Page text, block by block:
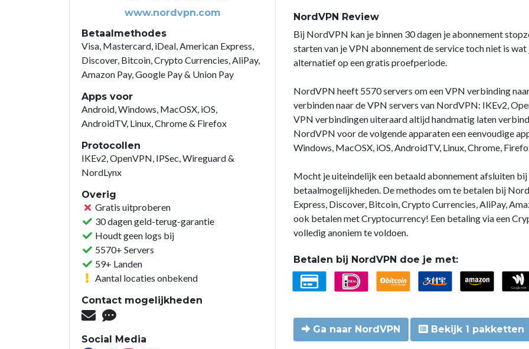
www.nordvpn.com
Betaalmethodes
Visa, Mastercard, iDeal, American Express,
Discover, Bitcoin, Crypto Currencies, AliPay,
Amazon Pay, Google Pay & Union Pay
Apps voor
Android, Windows, MacOSX, iOS,
AndroidTV, Linux, Chrome & Firefox
Protocollen
IKEv2, OpenVPN, IPSec, Wireguard &
NordLynx
Overig
Gratis uitproberen
30 dagen geld-terug-garantie
Houdt geen logs bij
5570+ Servers
59+ Landen
Aantal locaties onbekend
Contact mogelijkheden
Social Media
NordVPN Review
Bij NordVPN kan je binnen 30 dagen je abonnement
starten van je VPN abonnement de service toch niet is
alternatief op een gratis proefperiode.
NordVPN heeft 5570 servers om een VPN verbinding
verbinden naar de VPN servers van NordVPN: IKEv2,
VPN verbindingen uiteraard altijd handmatig laten
NordVPN voor de volgende apparaten een eenvoudige
Windows, MacOSX, iOS, AndroidTV, Linux, Chrome,
Mocht je uiteindelijk een betaald abonnement afsluiten
betaalmogelijkheden. De methodes om te betalen bij
Express, Discover, Bitcoin, Crypto Currencies, AliPay,
ook betalen met Cryptocurrency! Een betaling via een
volledig anoniem te voldoen.
Betalen bij NordVPN doe je met:
Ga naar NordVPN Bekijk 1 pakketten